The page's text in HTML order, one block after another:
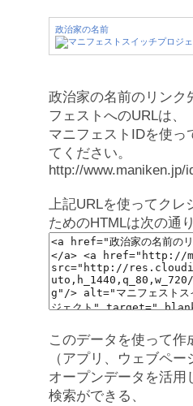
政治家の名前
政治家の名前のリンク
フェストへのURLは、
マニフェストIDを使っ
てください。
http://www.maniken.jp/
上記URLを使ってクレ
ためのHTMLは次の通
このデータを使って作
（アプリ、ウェブペー
オープンデータを活用
検索ができる、